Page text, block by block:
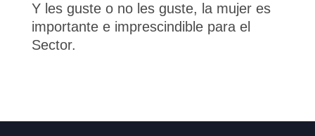
Y les guste o no les guste, la mujer es
importante e imprescindible para el
Sector.